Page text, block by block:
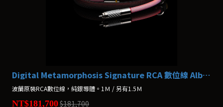
Digital Metamorphosis Signature RCA 數位線 Albedo
波蘭原裝RCA數位線，純銀導體。1Ｍ / 另有1.5Ｍ
NT$181,700$181,700